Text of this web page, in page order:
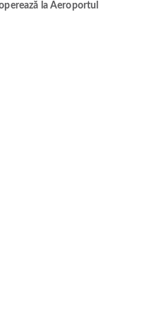
la Aeroportul